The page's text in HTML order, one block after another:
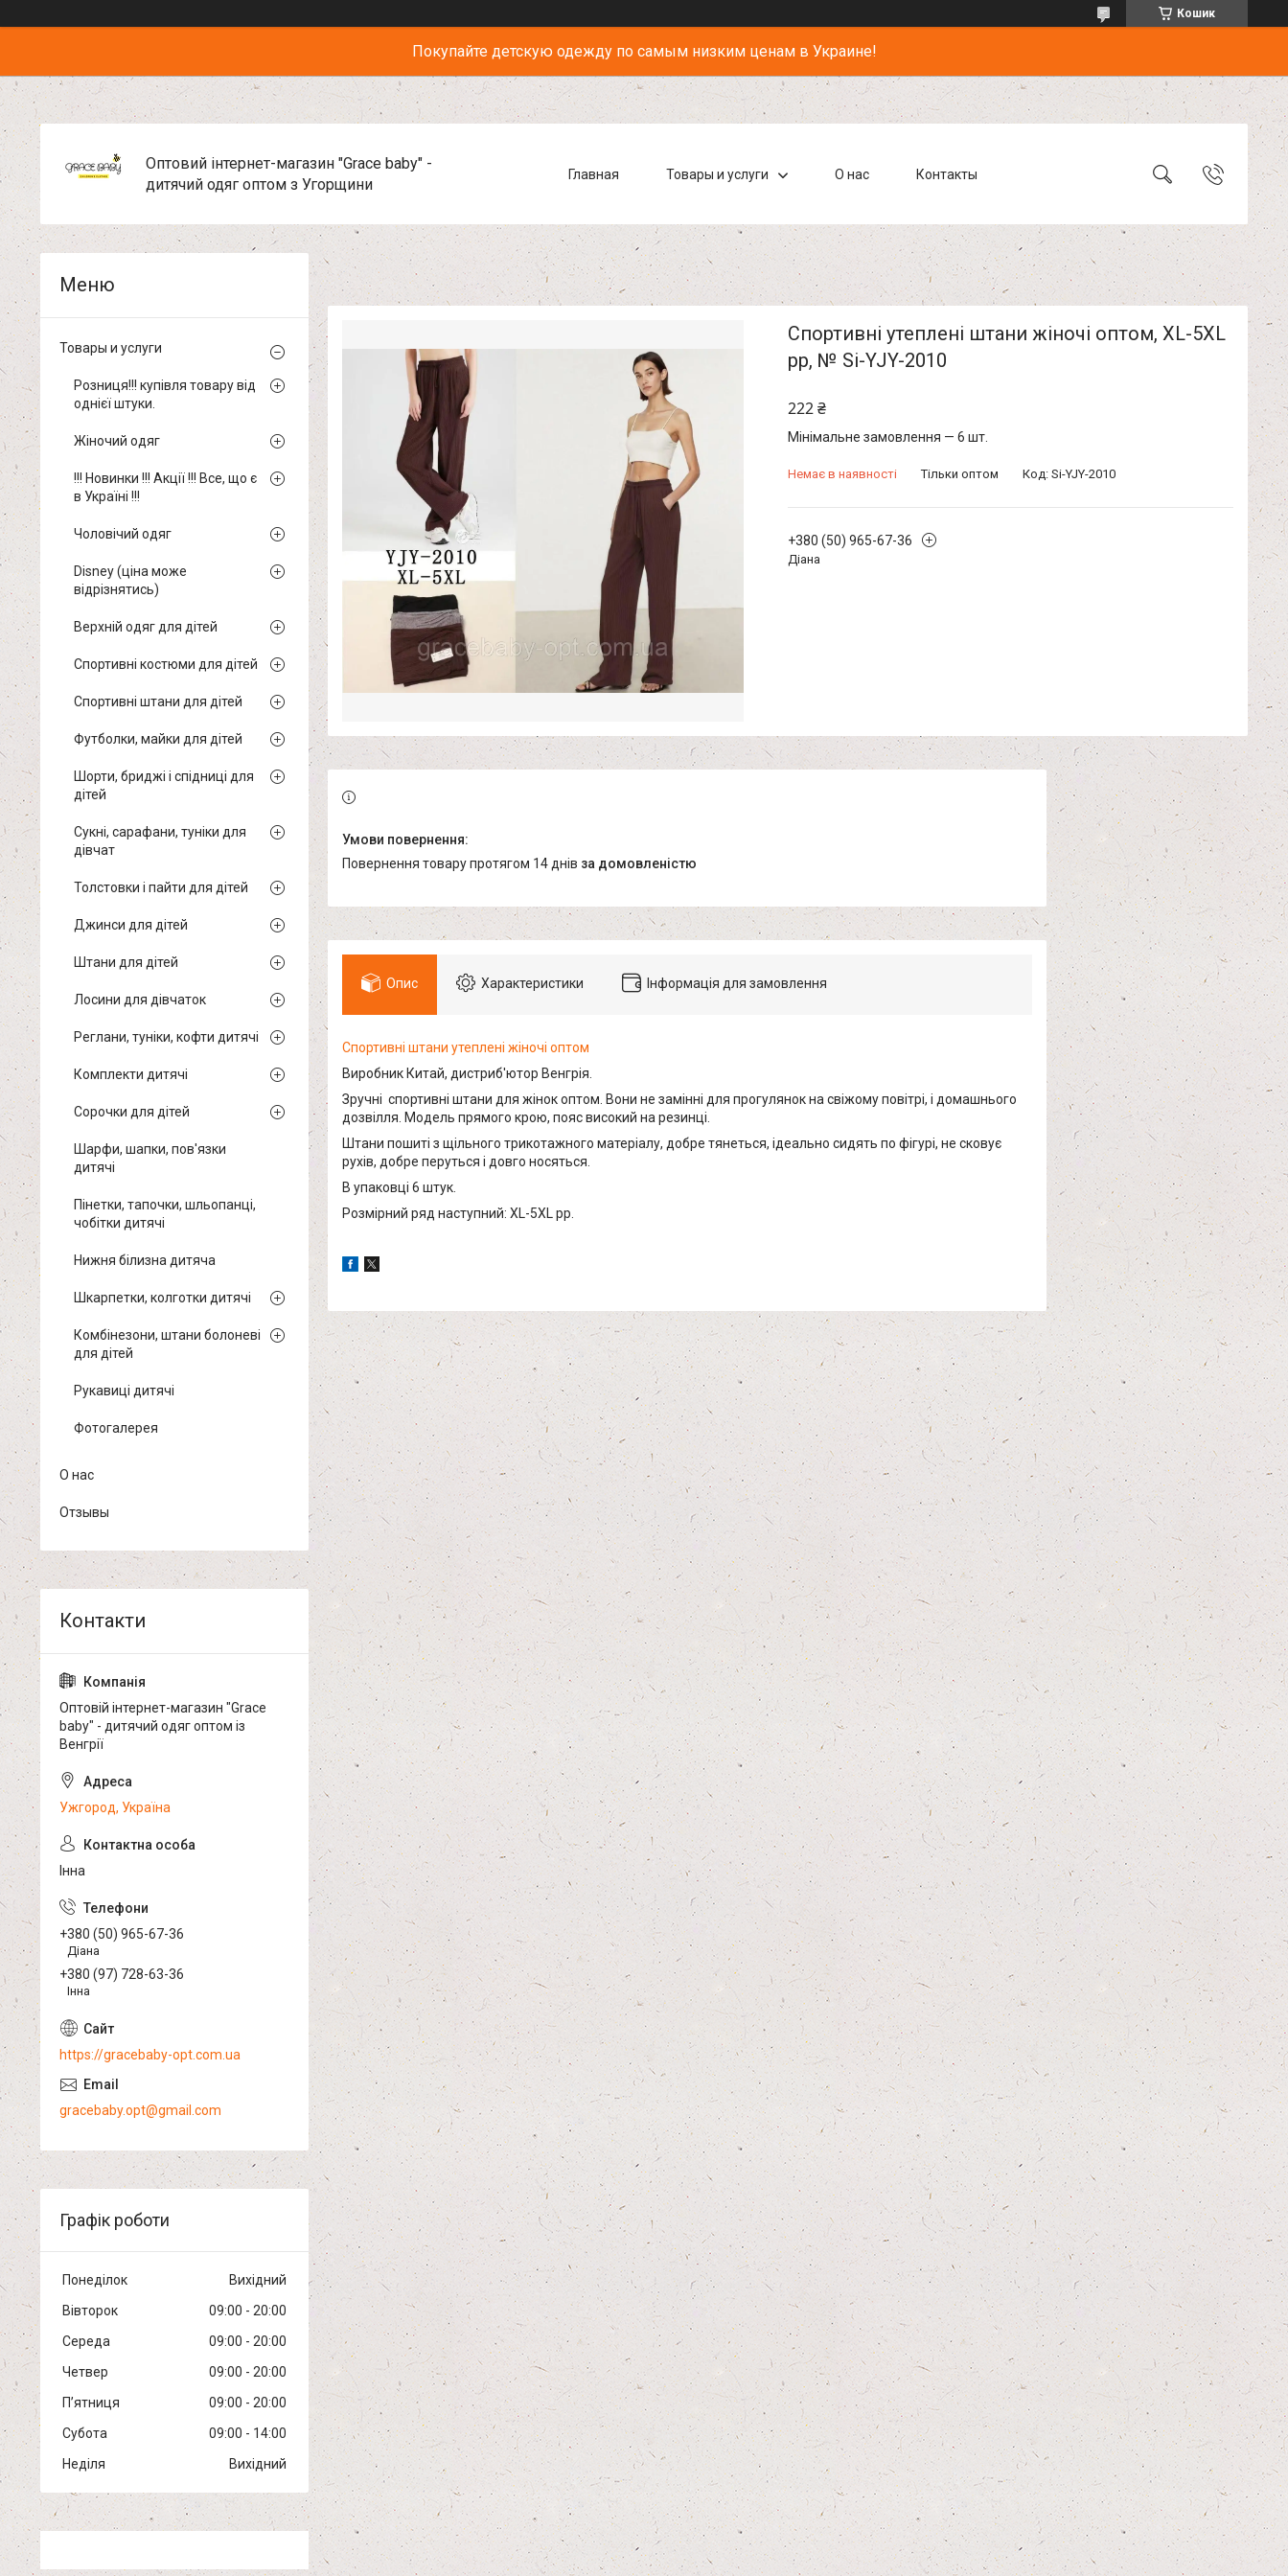
Кошик
Покупайте детскую одежду по самым низким ценам в Украине!
Оптовий інтернет-магазин "Grace baby" -
дитячий одяг оптом з Угорщини
Главная Товары и услуги О нас Контакты
Спортивні утеплені штани жіночі оптом, XL-5XL
pp, № Si-YJY-2010
222 ₴
Мінімальне замовлення — 6 шт.
Немає в наявності Тільки оптом Код: Si-YJY-2010
+380 (50) 965-67-36
Діана
повернення товару протягом 14 днів за домовленістю
Опис Характеристики Інформація для замовлення
Спортивні штани утеплені жіночі оптом
Виробник Китай, дистриб'ютор Венгрія.
Зручні спортивні штани для жінок оптом. Вони не замінні для прогулянок на свіжому повітрі, і домашнього
дозвілля. Модель прямого крою, пояс високий на резинці.
Штани пошиті з щільного трикотажного матеріалу, добре тянеться, ідеально сидять по фігурі, не сковує
рухів, добре перуться і довго носяться.
В упаковці 6 штук.
Розмірний ряд наступний: XL-5XL pp.
Товары и услуги
Розниця!!! купівля товару від
однієї штуки.
Жіночий одяг
!!! Новинки !!! Акції !!! Все, що є
в Україні !!!
Чоловічий одяг
Disney (ціна може
відрізнятись)
Верхній одяг для дітей
Спортивні костюми для дітей
Спортивні штани для дітей
Футболки, майки для дітей
Шорти, бриджі і спідниці для
дітей
Сукні, сарафани, туніки для
дівчат
Толстовки і пайти для дітей
Джинси для дітей
Штани для дітей
Лосини для дівчаток
Реглани, туніки, кофти дитячі
Комплекти дитячі
Сорочки для дітей
Шарфи, шапки, пов'язки
дитячі
Пінетки, тапочки, шльопанці,
чобітки дитячі
Нижня білизна дитяча
Шкарпетки, колготки дитячі
Комбінезони, штани болоневі
для дітей
Рукавиці дитячі
Фотогалерея
О нас
Отзывы
Оптовій інтернет-магазин "Grace
baby" - дитячий одяг оптом із
Венгрії
Ужгород, Україна
Інна
+380 (50) 965-67-36
Діана
+380 (97) 728-63-36
Інна
https://gracebaby-opt.com.ua
gracebaby.opt@gmail.com
Графік роботи
Понеділок
Вихідний
Вівторок
09:00
20:00
Середа
09:00
20:00
Четвер
09:00
20:00
Пʼятниця
09:00
20:00
Субота
09:00
14:00
Неділя
Вихідний